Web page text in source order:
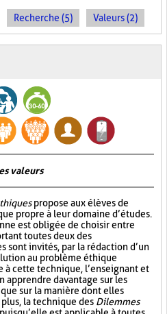
Recherche (5) Valeurs (2)
valeurs
propose aux élèves de
propre à leur domaine d’études.
est obligée de choisir entre
toutes deux des
sont invités, par la rédaction d’un
au problème éthique
à cette technique, l’enseignant et
apprendre davantage sur les
sur la manière dont elles
la technique des Dilemmes